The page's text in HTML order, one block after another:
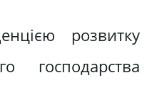
розвитку
господарства